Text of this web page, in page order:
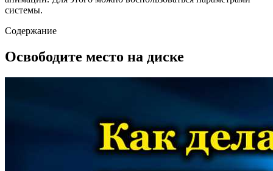
системы.
Содержание
Освободите место на диске